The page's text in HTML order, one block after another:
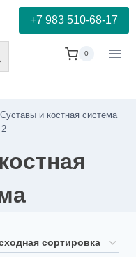
+7 983 510-68-17
0
Суставы и костная система